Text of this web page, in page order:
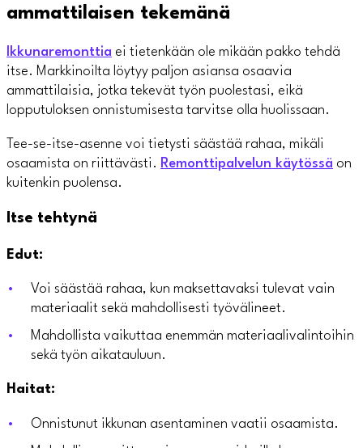
ammattilaisen tekemänä
Ikkunaremonttia ei tietenkään ole mikään pakko tehdä
itse. Markkinoilta löytyy paljon asiansa osaavia
ammattilaisia, jotka tekevät työn puolestasi, eikä
lopputuloksen onnistumisesta tarvitse olla huolissaan.
Tee-se-itse-asenne voi tietysti säästää rahaa, mikäli
osaamista on riittävästi. Remonttipalvelun käytössä on
kuitenkin puolensa.
Itse tehtynä
Edut:
Voi säästää rahaa, kun maksettavaksi tulevat vain
materiaalit sekä mahdollisesti työvälineet.
Mahdollista vaikuttaa enemmän materiaalivalintoihin
sekä työn aikatauluun.
Haitat:
Onnistunut ikkunan asentaminen vaatii osaamista.